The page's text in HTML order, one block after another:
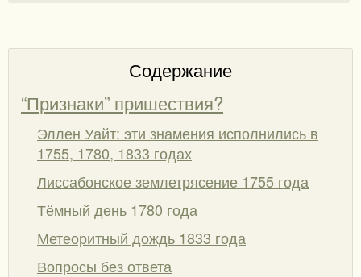
Содержание
“Признаки” пришествия?
Эллен Уайт: эти знамения исполнились в
1755, 1780, 1833 годах
Лиссабонское землетрясение 1755 года
Тёмный день 1780 года
Метеоритный дождь 1833 года
Вопросы без ответа